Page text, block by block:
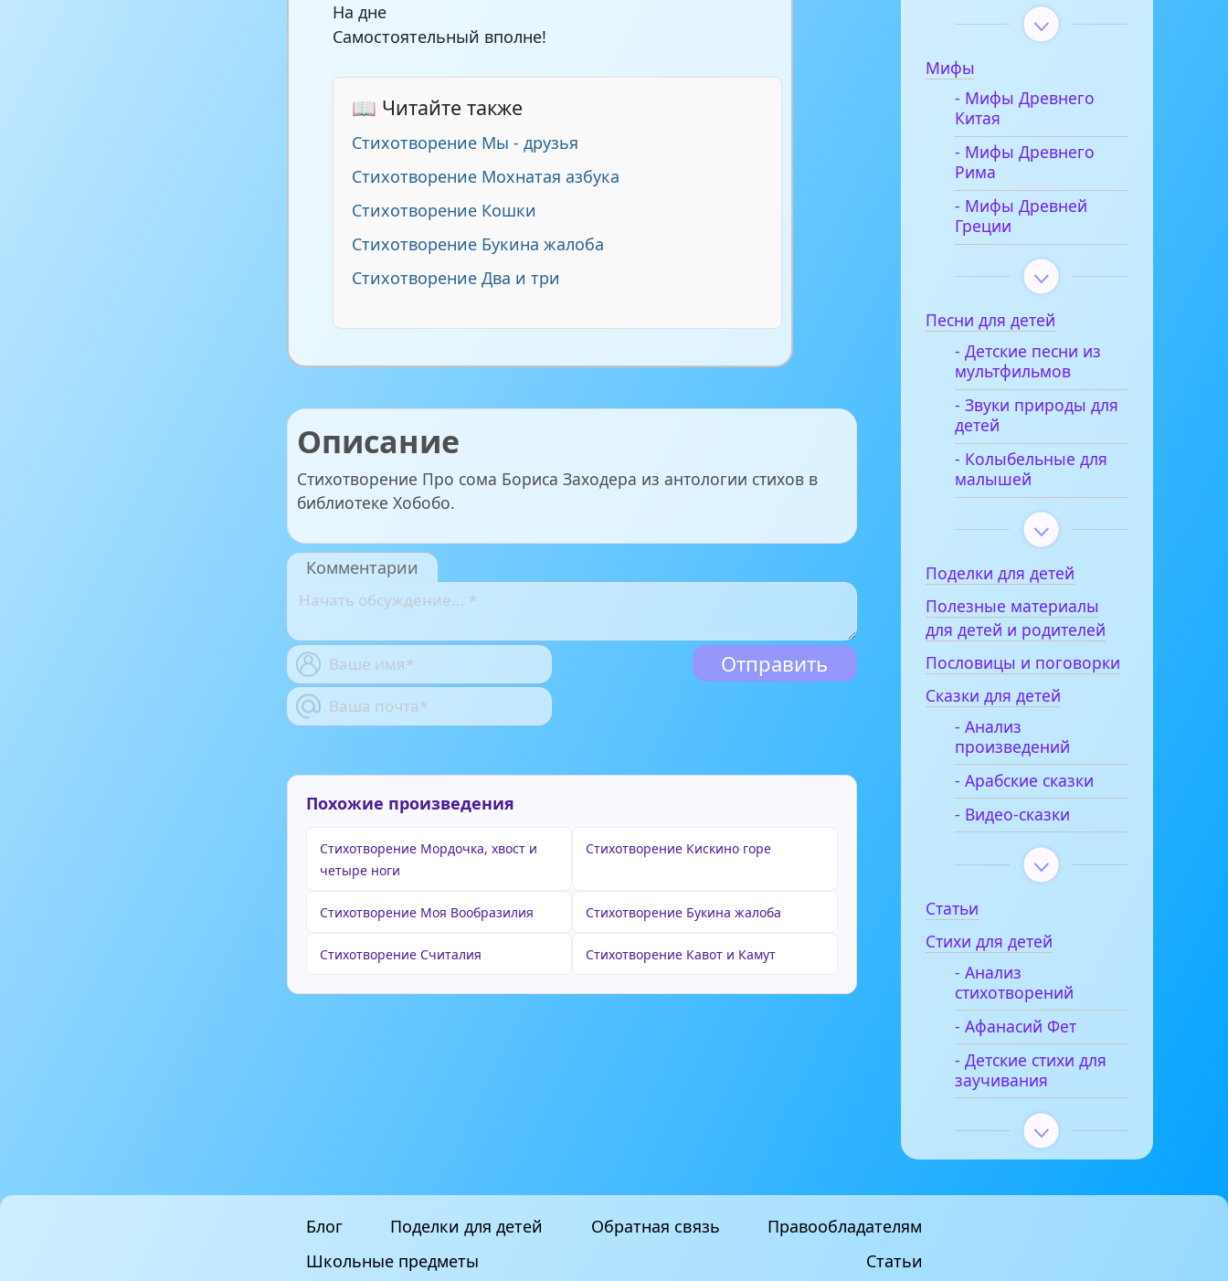
На дне
Самостоятельный вполне!
📖 Читайте также
Стихотворение Мы - друзья
Стихотворение Мохнатая азбука
Стихотворение Кошки
Стихотворение Букина жалоба
Стихотворение Два и три
Описание
Стихотворение Про сома Бориса Заходера из антологии стихов в
библиотеке Хобобо.
Комментарии
Похожие произведения
Стихотворение Мордочка, хвост и
четыре ноги
Стихотворение Кискино горе
Стихотворение Моя Вообразилия Стихотворение Букина жалоба
Стихотворение Считалия Стихотворение Кавот и Камут
Мифы
- Мифы Древнего
Китая
- Мифы Древнего
Рима
- Мифы Древней
Греции
Песни для детей
- Детские песни из
мультфильмов
- Звуки природы для
детей
- Колыбельные для
малышей
Поделки для детей
Полезные материалы
для детей и родителей
Пословицы и поговорки
Сказки для детей
- Анализ
произведений
- Арабские сказки
- Видео-сказки
Статьи
Стихи для детей
- Анализ
стихотворений
- Афанасий Фет
- Детские стихи для
заучивания
Блог Поделки для детей Обратная связь
Правообладателям
Школьные предметы
Статьи